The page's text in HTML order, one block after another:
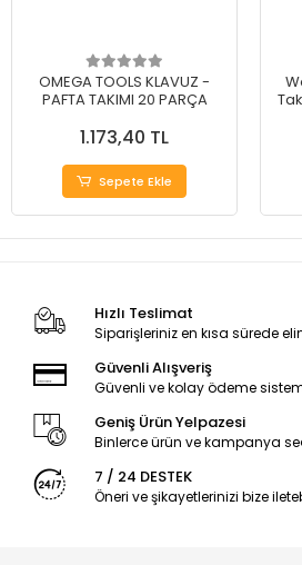
OMEGA TOOLS KLAVUZ -
PAFTA TAKIMI 20 PARÇA
1.173,40 TL
Sepete Ekle
Hızlı Teslimat
Siparişleriniz en kısa sürede
Güvenli Alışveriş
Güvenli ve kolay ödeme
Geniş Ürün Yelpazesi
Binlerce ürün ve kampanya
7 / 24 DESTEK
Öneri ve şikayetlerinizi bize